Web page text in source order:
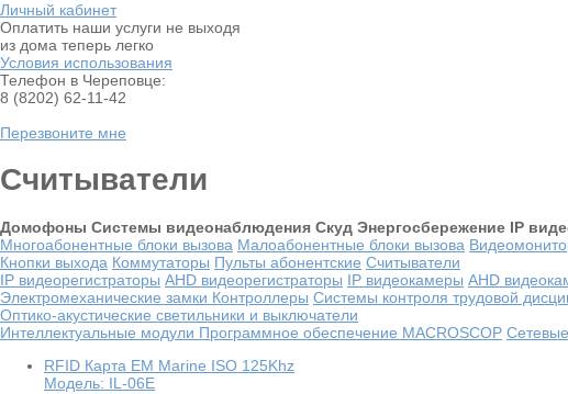
Личный кабинет
Оплатить наши услуги не выходя
из дома теперь легко
Условия использования
Телефон в Череповце:
8 (8202) 62-11-42
Перезвоните мне
Считыватели
Домофоны Системы видеонаблюдения Скуд Энергосбережение IP
Многоабонентные блоки вызова Малоабонентные блоки вызова
Кнопки выхода Коммутаторы Пульты абонентские Считыватели
IP видеорегистраторы AHD видеорегистраторы IP видеокамеры AHD
Электромеханические замки Контроллеры Системы контроля трудовой
Оптико-акустические светильники и выключатели
Интеллектуальные модули Программное обеспечение MACROSCOP
RFID Карта EM Marine ISO 125Khz
Модель: IL-06E